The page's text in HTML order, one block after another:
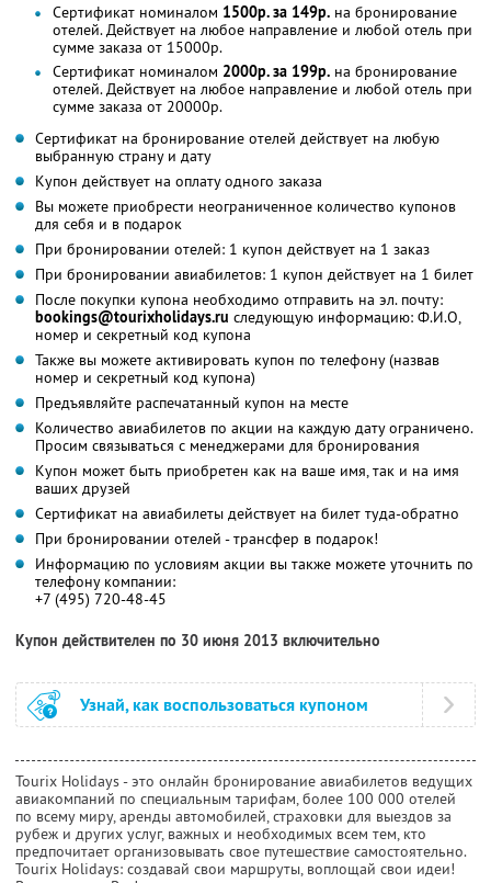
Сертификат номиналом 1500р. за 149р. на бронирование
отелей. Действует на любое направление и любой отель при
сумме заказа от 15000р.
Сертификат номиналом 2000р. за 199р. на бронирование
отелей. Действует на любое направление и любой отель при
сумме заказа от 20000р.
Сертификат на бронирование отелей действует на любую
выбранную страну и дату
Купон действует на оплату одного заказа
Вы можете приобрести неограниченное количество купонов
для себя и в подарок
При бронировании отелей: 1 купон действует на 1 заказ
При бронировании авиабилетов: 1 купон действует на 1 билет
После покупки купона необходимо отправить на эл. почту:
bookings@tourixholidays.ru следующую информацию: Ф.И.О,
номер и секретный код купона
Также вы можете активировать купон по телефону (назвав
номер и секретный код купона)
Предъявляйте распечатанный купон на месте
Количество авиабилетов по акции на каждую дату ограничено.
Просим связываться с менеджерами для бронирования
Купон может быть приобретен как на ваше имя, так и на имя
ваших друзей
Сертификат на авиабилеты действует на билет туда-обратно
При бронировании отелей - трансфер в подарок!
Информацию по условиям акции вы также можете уточнить по
телефону компании:
+7 (495) 720-48-45
Купон действителен по 30 июня 2013 включительно
Узнай, как воспользоваться купоном
Tourix Holidays - это онлайн бронирование авиабилетов ведущих
авиакомпаний по специальным тарифам, более 100 000 отелей
по всему миру, аренды автомобилей, страховки для выездов за
рубеж и других услуг, важных и необходимых всем тем, кто
предпочитает организовывать свое путешествие самостоятельно.
Tourix Holidays: создавай свои маршруты, воплощай свои идеи!